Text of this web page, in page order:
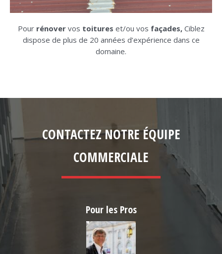
Pourrénover vos toitures et/ou vos façades, Ciblez
dispose de plus de 20 années d’expérience dans ce
domaine.
CONTACTEZ NOTRE ÉQUIPE
COMMERCIALE
Pour les Pros